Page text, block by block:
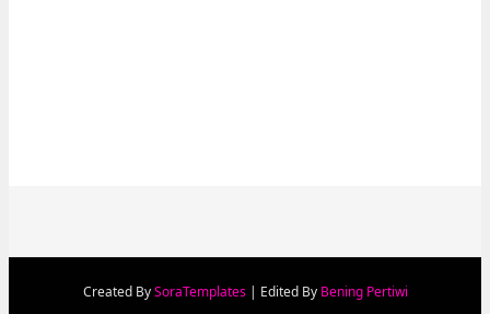
Created BySoraTemplates| Edited By Bening Pertiwi